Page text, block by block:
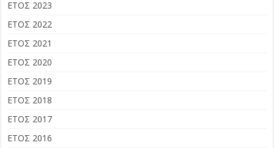
ΕΤΟΣ 2023
ΕΤΟΣ 2022
ΕΤΟΣ 2021
ΕΤΟΣ 2020
ΕΤΟΣ 2019
ΕΤΟΣ 2018
ΕΤΟΣ 2017
ΕΤΟΣ 2016